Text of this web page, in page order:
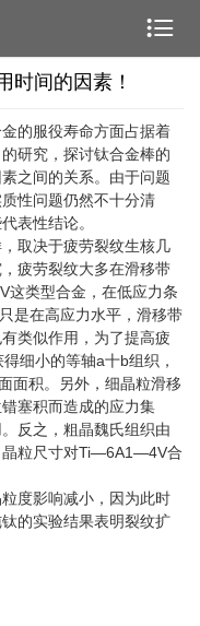

时间的因素​！
的服役寿命方面占据着
研究，探讨钛合金棒的
之间的关系。由于问题
性问题仍然不十分清
表性结论。
取决于疲劳裂纹生核几
疲劳裂纹大多在滑移带
类型合金，在低应力条
是在高应力水平，滑移带
类似作用，为了提高疲
细小的等轴a十b组织，
面积。另外，细晶粒滑移
塞积而造成的应力集
反之，粗晶魏氏组织由
晶粒尺寸对Ti—6A1—4V合
度影响减小，因为此时
的实验结果表明裂纹扩